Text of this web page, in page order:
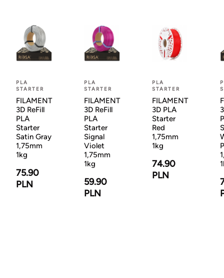
PLA
STARTER
FILAMENT
3D ReFill
PLA
Starter
Satin Gray
1,75mm
1kg
75.90
PLN
PLA
STARTER
FILAMENT
3D ReFill
PLA
Starter
Signal
Violet
1,75mm
1kg
59.90
PLN
PLA
STARTER
FILAMENT
3D PLA
Starter
Red
1,75mm
1kg
74.90
PLN